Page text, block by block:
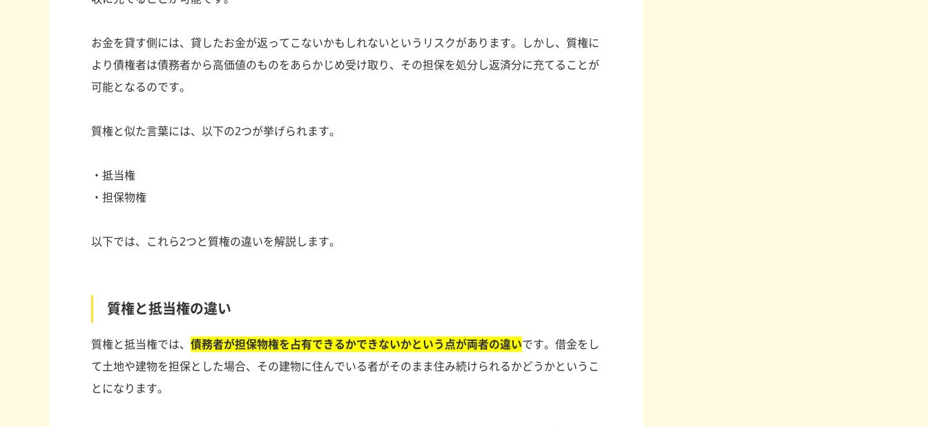
お金を貸す側には、貸したお金が返ってこないかもしれないというリスクがあります。しかし、質権に
より債権者は債務者から高価値のものをあらかじめ受け取り、その担保を処分し返済分に充てることが
可能となるのです。
質権と似た言葉には、以下の2つが挙げられます。
・抵当権
・担保物権
以下では、これら2つと質権の違いを解説します。
質権と抵当権の違い
質権と抵当権では、 債務者が担保物権を占有できるかできないかという点が両者の違いです。借金をし
て土地や建物を担保とした場合、その建物に住んでいる者がそのまま住み続けられるかどうかというこ
とになります。